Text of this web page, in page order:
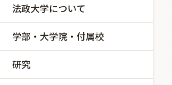
法政大学について
学部・大学院・付属校
研究